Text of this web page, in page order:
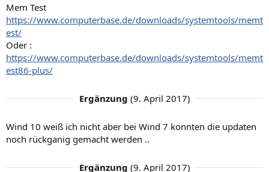
Mem Test
https://www.computerbase.de/downloads/systemtools/memt
est/
Oder :
https://www.computerbase.de/downloads/systemtools/memt
est86-plus/
Ergänzung (9. April 2017)
Wind 10 weiß ich nicht aber bei Wind 7 konnten die updaten
noch rückganig gemacht werden ..
Ergänzung (9. April 2017)